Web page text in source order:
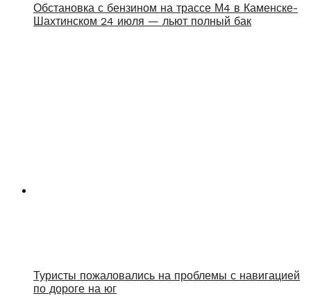
Обстановка с бензином на трассе М4 в Каменске-
Шахтинском 24 июля — льют полный бак
Туристы пожаловались на проблемы с навигацией
по дороге на юг